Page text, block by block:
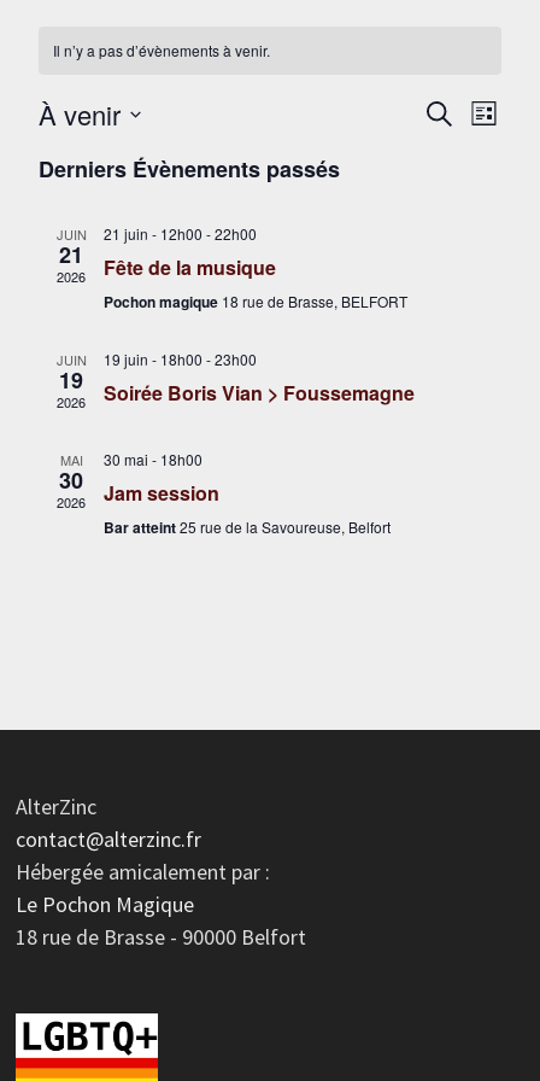
Il n’y a pas d’évènements à venir.
RECHERCHE
LISTE
À venir
une
Derniers Évènements passés
JUIN
21
2026
21 juin - 12h00 -22h00
Fête de la musique
Pochon magique 18 rue de Brasse, BELFORT
JUIN
19
2026
19 juin - 18h00 -23h00
Soirée Boris Vian > Foussemagne
MAI
30
2026
30 mai - 18h00
Jam session
Bar atteint25 rue de la Savoureuse, Belfort
AlterZinc
contact@alterzinc.fr
Hébergée amicalement par :
Le Pochon Magique
18 rue de Brasse - 90000 Belfort